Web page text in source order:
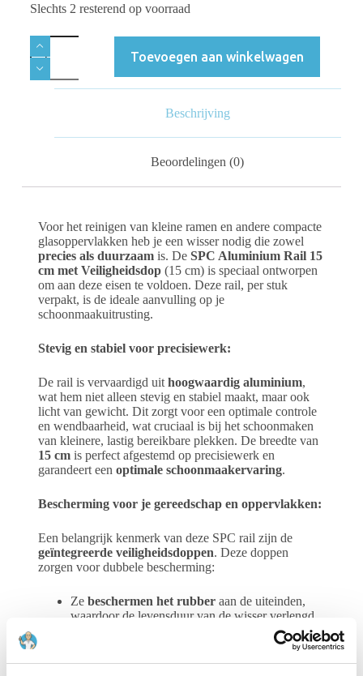
Slechts 2 resterend op voorraad
Toevoegen aan winkelwagen
Beschrijving
Beoordelingen (0)
Voor het reinigen van kleine ramen en andere compacte
glasoppervlakken heb je een wisser nodig die zowel
precies als duurzaamis. De SPC Aluminium Rail 15
cmmet Veiligheidsdop(15 cm) is speciaal ontworpen
om aan deze eisen te voldoen. Deze rail, per stuk
verpakt, is de ideale aanvulling op je
schoonmaakuitrusting.
Stevig en stabiel voor precisiewerk:
De rail is vervaardigd uit hoogwaardig aluminium,
wat hem niet alleen stevig en stabiel maakt, maar ook
licht van gewicht. Dit zorgt voor een optimale controle
en wendbaarheid, wat cruciaal is bij het schoonmaken
van kleinere, lastig bereikbare plekken. De breedte van
15 cmis perfect afgestemd op precisiewerk en
garandeert een optimale schoonmaakervaring.
Bescherming voor je gereedschap en oppervlakken:
Een belangrijk kenmerk van deze SPC rail zijn de
geïntegreerde veiligheidsdoppen. Deze doppen
zorgen voor dubbele bescherming:
Ze beschermen het rubberaan de uiteinden,
waardoor de levensduur van de wisser verlengd
wordt en de kwaliteit van het wiswerk consistent